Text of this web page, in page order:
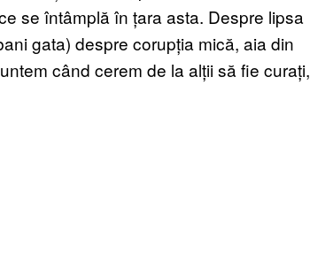
se întâmplă în țara asta. Despre lipsa
gata) despre corupția mică, aia din
când cerem de la alții să fie curați,